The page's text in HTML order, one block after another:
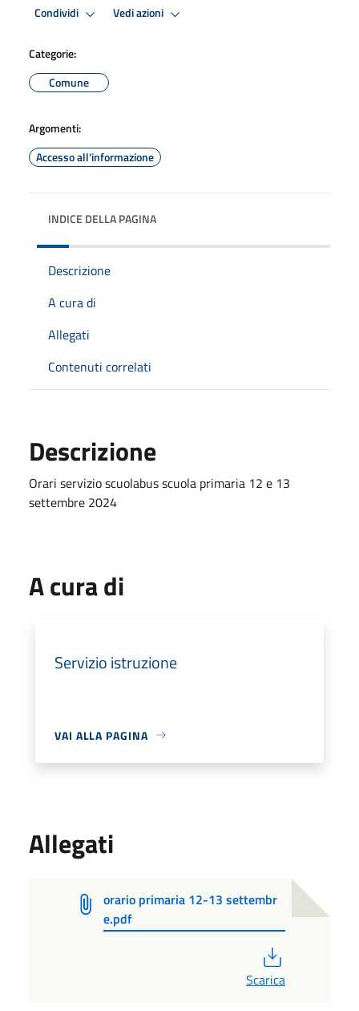
Condividi Vedi azioni
Categorie:
Comune
Argomenti:
Accesso all'informazione
INDICE DELLA PAGINA
Descrizione
A cura di
Allegati
Contenuti correlati
Descrizione
Orari servizio scuolabus scuola primaria 12 e 13
settembre 2024
A cura di
Servizio istruzione
VAI ALLA PAGINA
Allegati
orario primaria 12-13 settembr
e.pdf
Scarica